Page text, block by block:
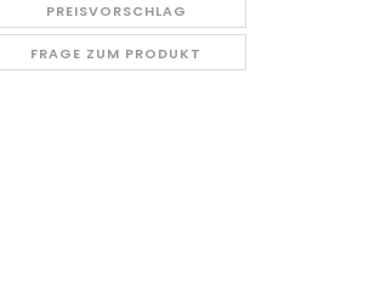
PREISVORSCHLAG
FRAGE ZUM PRODUKT